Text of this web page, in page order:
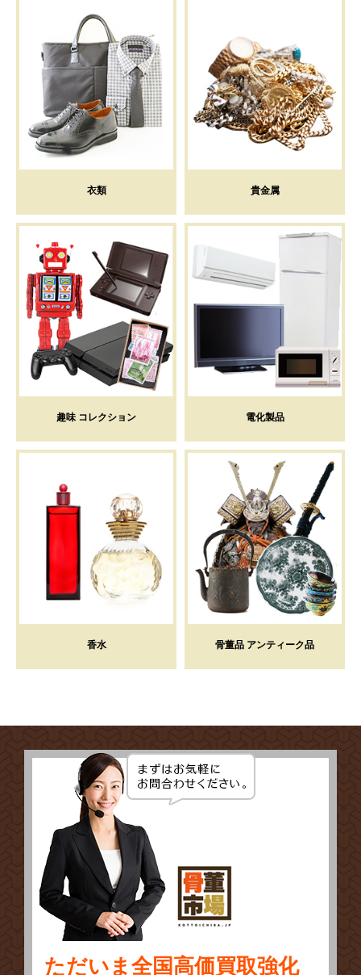
衣類 貴金属
趣味 コレクション 電化製品
香水 骨董品 アンティーク品
ただいま全国高価買取強化